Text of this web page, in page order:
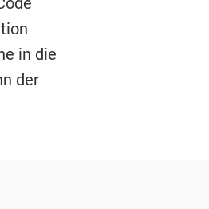
in die
der